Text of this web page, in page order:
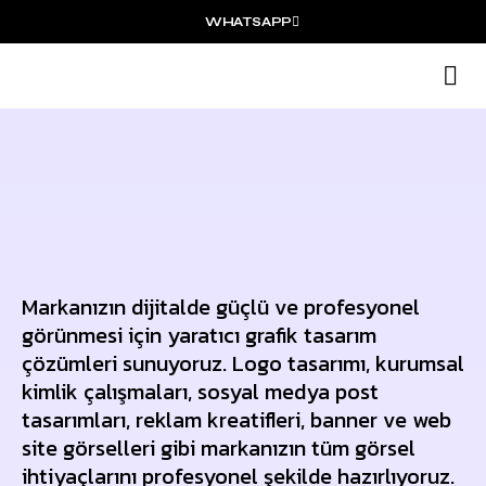
WHATSAPP
Markanızın dijitalde güçlü ve profesyonel
görünmesi için yaratıcı grafik tasarım
çözümleri sunuyoruz. Logo tasarımı, kurumsal
kimlik çalışmaları, sosyal medya post
tasarımları, reklam kreatifleri, banner ve web
site görselleri gibi markanızın tüm görsel
ihtiyaçlarını profesyonel şekilde hazırlıyoruz.